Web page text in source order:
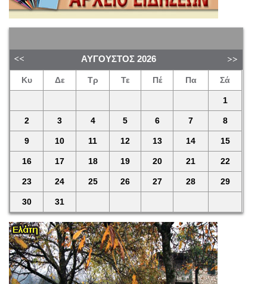
ΑΎΓΟΥΣΤΟΣ 2026
Κυ Δε Τρ Τε Πέ Πα Σά
1
2 3 4 5 6 7 8
9 10 11 12 13 14 15
16 17 18 19 20 21 22
23 24 25 26 27 28 29
30 31